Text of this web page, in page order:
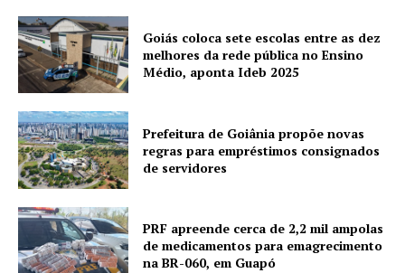
Goiás coloca sete escolas entre as dez
melhores da rede pública no Ensino
Médio, aponta Ideb 2025
Prefeitura de Goiânia propõe novas
regras para empréstimos consignados
de servidores
PRF apreende cerca de 2,2 mil ampolas
de medicamentos para emagrecimento
na BR-060, em Guapó